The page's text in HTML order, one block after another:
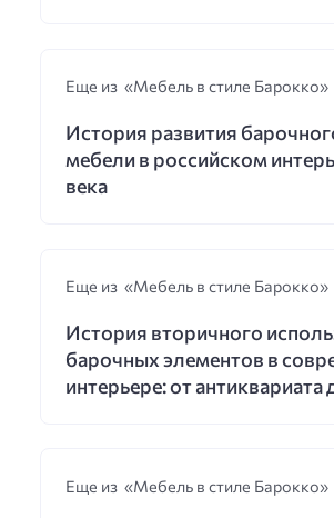
Еще из «Мебель в стиле Барокко»
История развития
мебели в российском
века
Еще из «Мебель в стиле Барокко»
История вторичного
барочных элементов в
интерьере: от антиквариата
Еще из «Мебель в стиле Барокко»